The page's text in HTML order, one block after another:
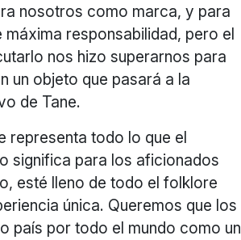
nosotros como marca, y para
responsabilidad, pero el
nos hizo superarnos para
un objeto que pasará a la
de Tane.
representa todo lo que el
significa para los aficionados
esté lleno de todo el folklore
única. Queremos que los
país por todo el mundo como un